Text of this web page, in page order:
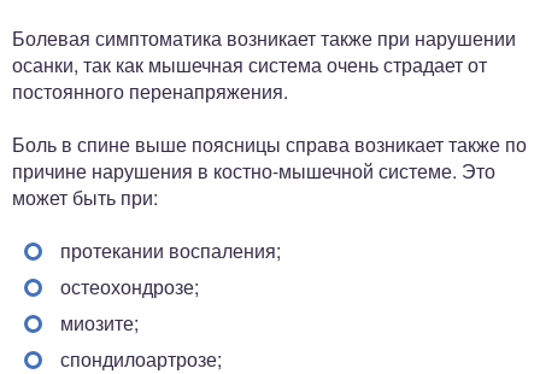
Болевая симптоматика возникает также при нарушении
осанки, так как мышечная система очень страдает от
постоянного перенапряжения.
Боль в спине выше поясницы справа возникает также по
причине нарушения в костно-мышечной системе. Это
может быть при:
протекании воспаления;
остеохондрозе;
миозите;
спондилоартрозе;